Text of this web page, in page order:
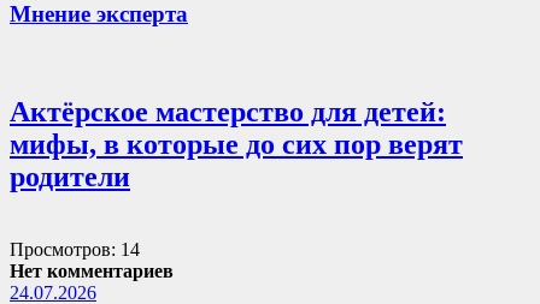
Мнение эксперта
Актёрское мастерство для детей:
мифы, в которые до сих пор верят
родители
Просмотров: 14
Нет комментариев
24.07.2026